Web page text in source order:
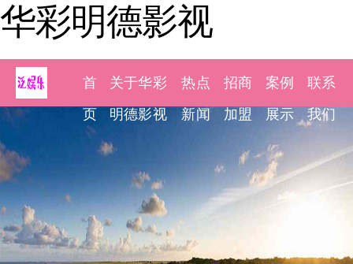
华彩明德影视
首
页
关于华彩
明德影视
热点
新闻
招商
加盟
案例
展示
联系
我们